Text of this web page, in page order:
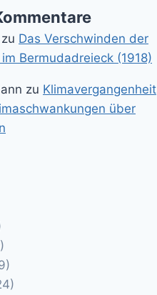
zu Das Verschwinden der
Bermudadreieck (1918)
zu Klimavergangenheit
über